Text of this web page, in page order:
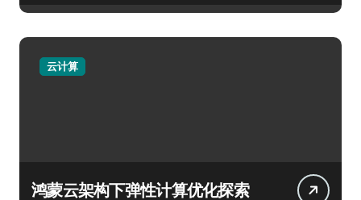
云计算
鸿蒙云架构下弹性计算优化探索